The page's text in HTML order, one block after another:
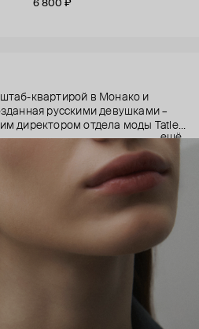
6 800 ₽
квартирой в Монако и
русскими девушками –
директором отдела моды Tatler,
Vogue Russia. Украшения
современным
необычные и интересные
и синтетические камни,
специально для бренда,
Новая коллекция вторит
и его сподвижников.
ещё